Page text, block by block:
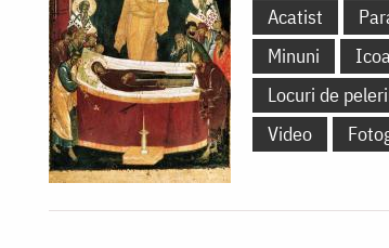
Acatist
Minuni
Locuri de
Video